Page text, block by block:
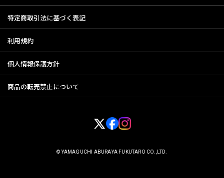
特定商取引法に基づく表記
利用規約
個人情報保護方針
商品の転売禁止について
© YAMAGUCHI ABURAYA FUKUTARO CO.,LTD.